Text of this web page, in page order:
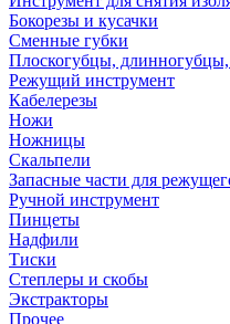
Бокорезы и кусачки
Сменные губки
Плоскогубцы,
Режущий инструмент
Кабелерезы
Ножи
Ножницы
Скальпели
Запасные части для
Ручной инструмент
Пинцеты
Надфили
Тиски
Степлеры и скобы
Экстракторы
Прочее